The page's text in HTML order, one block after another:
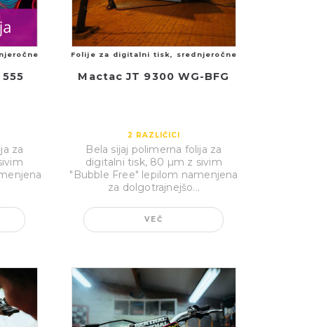
za
Folije za digitalni tisk, srednjeročne
Mactac JT 9300 WG-BFG
2 RAZLIČICI
Bela sijaj polimerna folija za
digitalni tisk, 80 µm z sivim
"Bubble Free" lepilom namenjena
za dolgotrajnejšo...
VEČ